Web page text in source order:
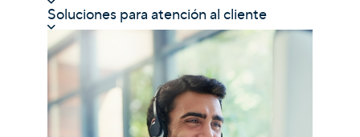
Soluciones para atención al cliente